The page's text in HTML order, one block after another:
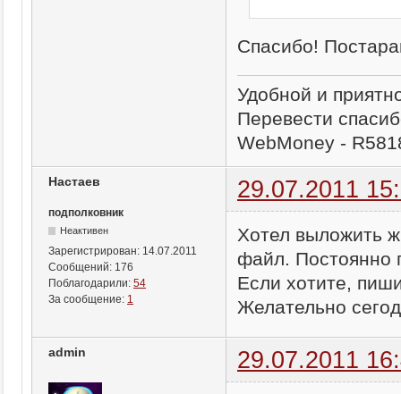
Спасибо!
Удобной и
Перевести
WebMoney -
Настаев 29.07.2011
подполковник
Неактивен
Зарегистрирован: 14.07.2011
Сообщений: 176
Поблагодарили: 54
За сообщение: 1
Хотел выложить
файл. Постоянно
Если хотите,
Желательно
admin 29.07.2011